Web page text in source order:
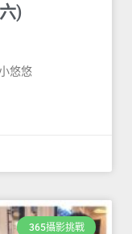
)
悠悠
365攝影挑戰